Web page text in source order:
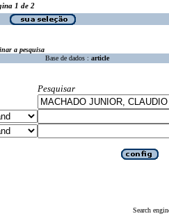
1 de 2
a pesquisa
Base de dados : article
Pesquisar
Search